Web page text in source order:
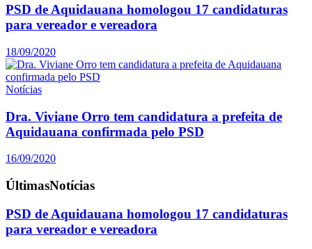
PSD de Aquidauana homologou 17 candidaturas
para vereador e vereadora
18/09/2020
Notícias
Dra. Viviane Orro tem candidatura a prefeita de
Aquidauana confirmada pelo PSD
16/09/2020
ÚltimasNotícias
PSD de Aquidauana homologou 17 candidaturas
para vereador e vereadora